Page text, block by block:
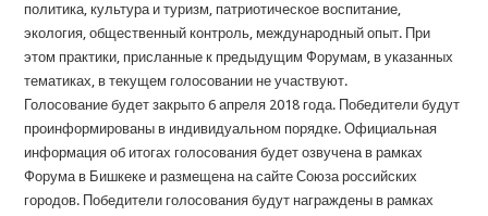
политика, культура и туризм, патриотическое воспитание,
экология, общественный контроль, международный опыт. При
этом практики, присланные к предыдущим Форумам, в указанных
тематиках, в текущем голосовании не участвуют.
Голосование будет закрыто 6 апреля 2018 года. Победители будут
проинформированы в индивидуальном порядке. Официальная
информация об итогах голосования будет озвучена в рамках
Форума в Бишкеке и размещена на сайте Союза российских
городов. Победители голосования будут награждены в рамках